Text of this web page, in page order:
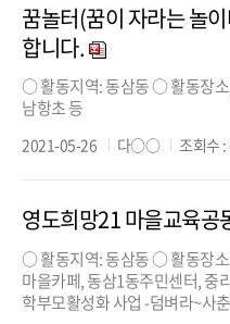
꿈놀터(꿈이 자라는 놀
합니다.
○ 활동지역: 동삼동 ○ 활동장소
남항초 등
2021-05-26 다○○ 조회수
영도희망21 마을교육공
○ 활동지역: 동삼동 ○ 활동장소
마을카페, 동삼1동주민센터, 중
학부모활성화 사업 -덤벼라~사